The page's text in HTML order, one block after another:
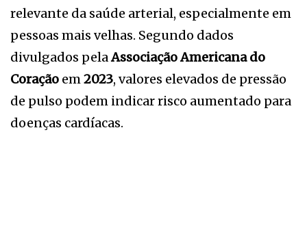
relevante da saúde arterial, especialmente em
pessoas mais velhas. Segundo dados
divulgados pela Associação Americana do
Coração em 2023, valores elevados de pressão
de pulso podem indicar risco aumentado para
doenças cardíacas.